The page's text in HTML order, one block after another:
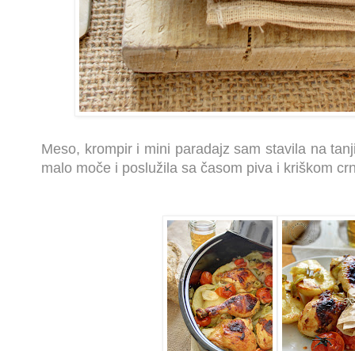
Meso, krompir i mini paradajz sam stavila na
malo moče i poslužila sa časom piva i kriškom